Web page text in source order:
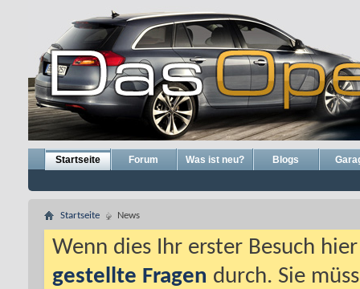
Startseite Forum Was ist neu? Blogs
Startseite News
Wenn dies Ihr erster Besuch
gestellte Fragen durch. Sie